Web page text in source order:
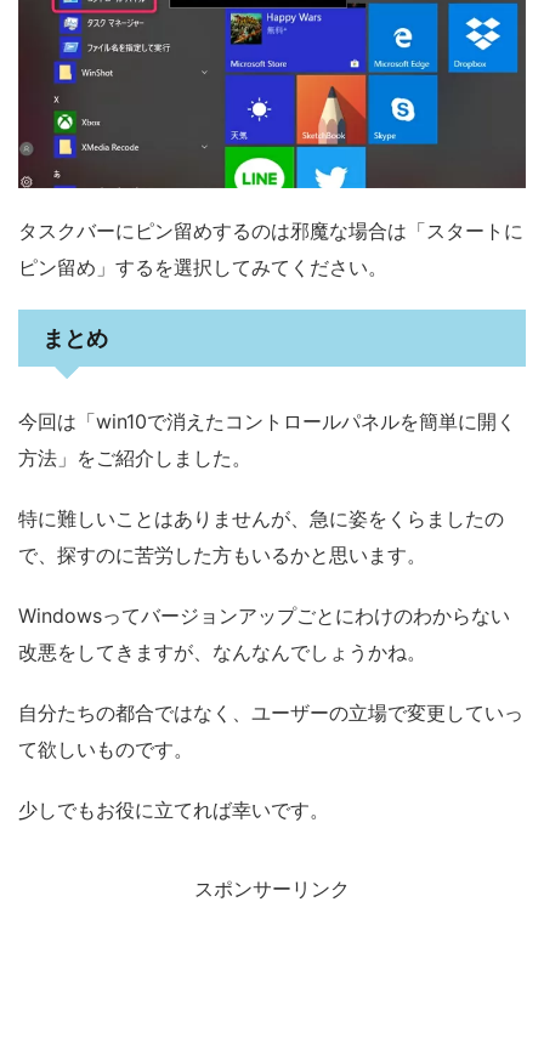
タスクバーにピン留めするのは邪魔な場合は「スタートに
ピン留め」するを選択してみてください。
まとめ
今回は「win10で消えたコントロールパネルを簡単に開く
方法」をご紹介しました。
特に難しいことはありませんが、急に姿をくらましたの
で、探すのに苦労した方もいるかと思います。
Windowsってバージョンアップごとにわけのわからない
改悪をしてきますが、なんなんでしょうかね。
自分たちの都合ではなく、ユーザーの立場で変更していっ
て欲しいものです。
少しでもお役に立てれば幸いです。
スポンサーリンク